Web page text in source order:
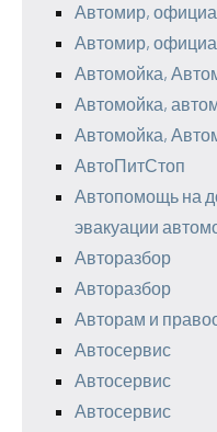
Автомир,
Автомир,
Автомойка,
Автомойка,
Автомойка,
АвтоПитСтоп
Автопомощь на
эвакуации
Авторазбор
Авторазбор
Авторам и
Автосервис
Автосервис
Автосервис